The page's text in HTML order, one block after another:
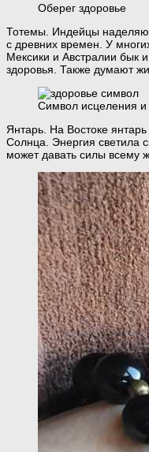
Оберег здоровье
Тотемы. Индейцы
с древних времен. У
Мексики и Австралии бык
здоровья. Также думают
Символ исцеления и
Янтарь. На Востоке
Солнца. Энергия светила
может давать силы всему